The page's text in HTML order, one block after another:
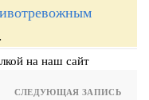
.
на наш сайт
СЛЕДУЮЩАЯ ЗАПИСЬ